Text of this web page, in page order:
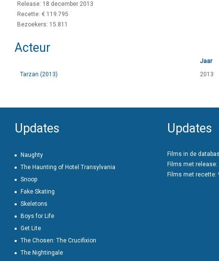
Release: 18 december 2013
Recette: € 119.795
Bezoekers: 15.811
Acteur
Jaar
Tarzan (2013)
2013
Updates
Naughty
The Haunting of Hotel Transylvania
Snoop
Fake Skating
Skeletons
Boys for Life
Get Lite
The Chosen: The Crucifixion
The Nightingale
Updates
Films in de
Films met release:
Films met recette: